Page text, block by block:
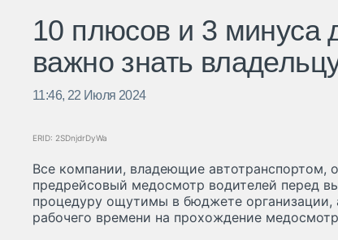
10 плюсов и 3 минуса
важно знать
11:46, 22 Июля 2024
ERID: 2SDnjdrDyWa
Все компании, владеющие автотранспортом,
предрейсовый медосмотр водителей перед
процедуру ощутимы в бюджете организации,
рабочего времени на прохождение